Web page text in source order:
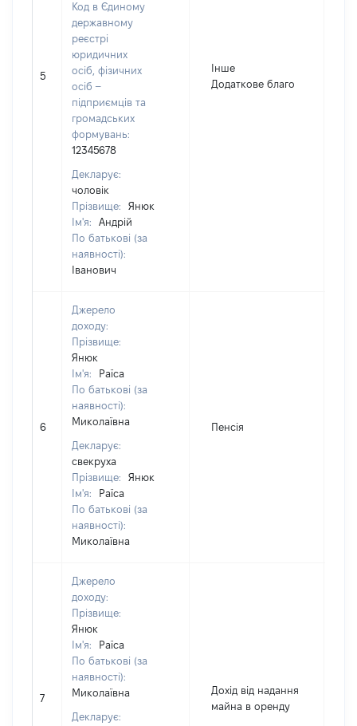
5
Код в Єдиному
державному
реєстрі
юридичних
осіб, фізичних
осіб –
підприємців та
громадських
формувань:
12345678
Декларує:
чоловік
Прізвище:
Янюк
Ім'я:
Андрій
По батькові (за
наявності):
Іванович
Інше
Додаткове благо
6
Джерело
доходу:
Прізвище:
Янюк
Ім'я:
Раїса
По батькові (за
наявності):
Миколаївна
Декларує:
свекруха
Прізвище:
Янюк
Ім'я:
Раїса
По батькові (за
наявності):
Миколаївна
Пенсія
7
Джерело
доходу:
Прізвище:
Янюк
Ім'я:
Раїса
По батькові (за
наявності):
Миколаївна
Декларує:
Дохід від надання
майна в оренду